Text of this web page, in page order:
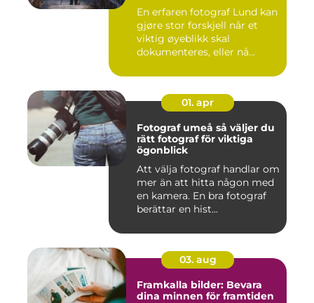
En erfaren fotograf Lund kan
gjøre stor forskjell når et
viktig øyeblikk skal
dokumenteres, eller nå...
01. apr
Fotograf umeå så väljer du
rätt fotograf för viktiga
ögonblick
Att välja fotograf handlar om
mer än att hitta någon med
en kamera. En bra fotograf
berättar en hist...
03. aug
Framkalla bilder: Bevara
dina minnen för framtiden